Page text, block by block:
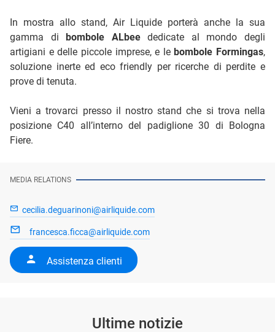
In mostra allo stand, Air Liquide porterà anche la sua
gamma dibombole ALbeededicate al mondo degli
artigiani e delle piccole imprese, e lebombole Formingas,
soluzione inerte ed eco friendly per ricerche di perdite e
prove di tenuta.
Vieni a trovarci presso il nostro stand che si trova nella
posizione C40 all’interno del padiglione 30 di Bologna
Fiere.
MEDIA RELATIONS
cecilia.deguarinoni@airliquide.com
francesca.ficca@airliquide.com
Assistenza clienti
Ultime notizie